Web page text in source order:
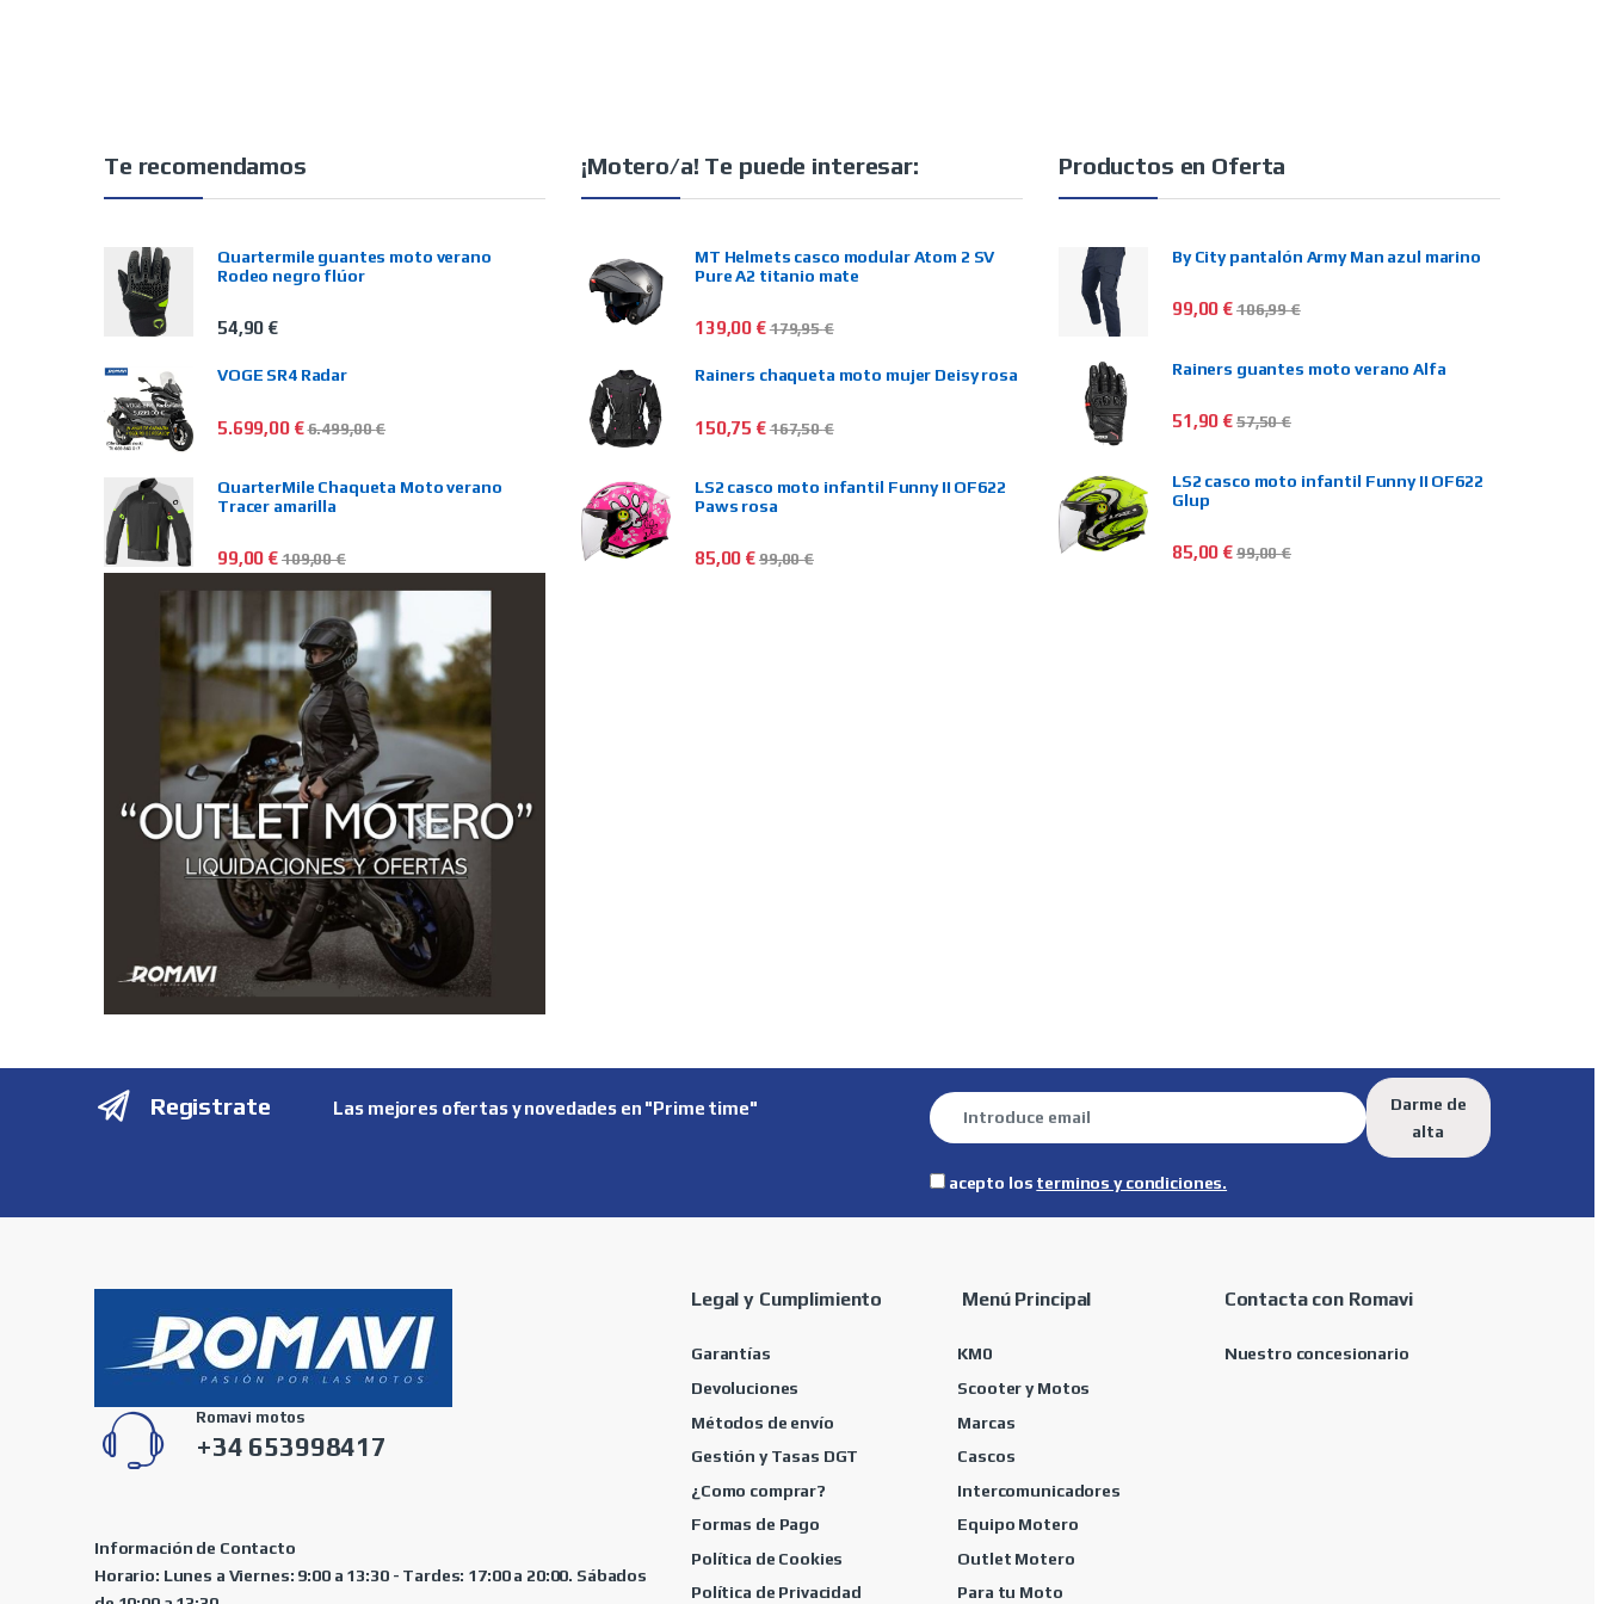
Te recomendamos
Quartermile guantes moto verano
Rodeo negro flúor
54,90 €
VOGE SR4 Radar
5.699,00 €6.499,00€
QuarterMile Chaqueta Moto verano
Tracer amarilla
99,00 € 109,00€
¡Motero/a! Te puede interesar:
MT Helmets casco modular Atom 2 SV
Pure A2 titanio mate
139,00 €179,95€
Rainers chaqueta moto mujer Deisy rosa
150,75 €167,50€
LS2 casco moto infantil Funny II OF622
Paws rosa
85,00 € 99,00€
Productos en Oferta
By City pantalón Army Man azul marino
99,00 € 106,99€
Rainers guantes moto verano Alfa
51,90 € 57,50€
LS2 casco moto infantil Funny II OF622
Glup
85,00 € 99,00€
Registrate Las mejores ofertas y novedades en "Prime time"
Darme de
alta
acepto los terminos y condiciones.
Romavi motos
+34 653998417
Información de Contacto
Horario: Lunes a Viernes: 9:00 a 13:30 - Tardes: 17:00 a 20:00. Sábados
Legal y Cumplimiento
Garantías
Devoluciones
Métodos de envío
Gestión y Tasas DGT
¿Como comprar?
Formas de Pago
Política de Cookies
Política de Privacidad
Menú Principal
KM0
Scooter y Motos
Marcas
Cascos
Intercomunicadores
Equipo Motero
Outlet Motero
Para tu Moto
Contacta con Romavi
Nuestro concesionario